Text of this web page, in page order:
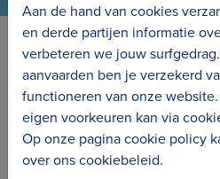
Erfgoedcel
Aan de hand van cookies
en derde partijen informatie
verbeteren we jouw
aanvaarden ben je verzekerd
functioneren van onze
eigen voorkeuren kan via
Op onze pagina cookie policy
over ons cookiebeleid.